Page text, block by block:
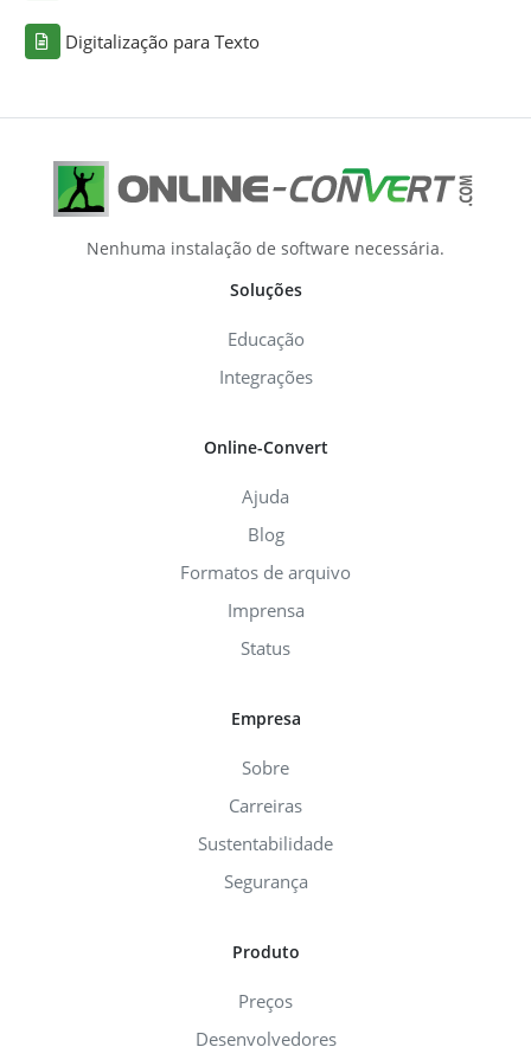
Digitalização para Texto
Nenhuma instalação de software necessária.
Soluções
Educação
Integrações
Online-Convert
Ajuda
Blog
Formatos de arquivo
Imprensa
Status
Empresa
Sobre
Carreiras
Sustentabilidade
Segurança
Produto
Preços
Desenvolvedores